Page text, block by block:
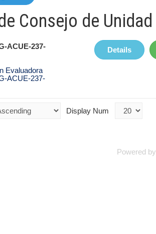
Consejo de Unidad
ACUE-237-
Evaluadora
ACUE-237-
Details
Display Num
Powered by